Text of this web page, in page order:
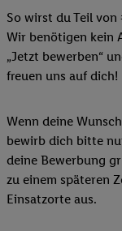
So wirst du Teil
Wir benötigen kein
„Jetzt bewerben“
freuen uns auf dich!
Wenn deine
bewirb dich bitte
deine Bewerbung
zu einem späteren
Einsatzorte aus.